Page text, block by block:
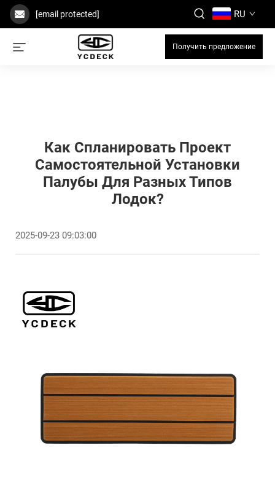
[email protected] RU
Получить предложение
Как Спланировать Проект
Самостоятельной Установки
Палубы Для Разных Типов
Лодок?
2025-09-23 09:03:00